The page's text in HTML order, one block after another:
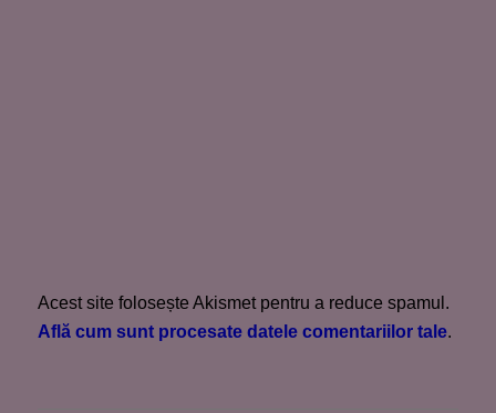
Acest site folosește Akismet pentru a reduce spamul.
Află cum sunt procesate datele comentariilor tale.